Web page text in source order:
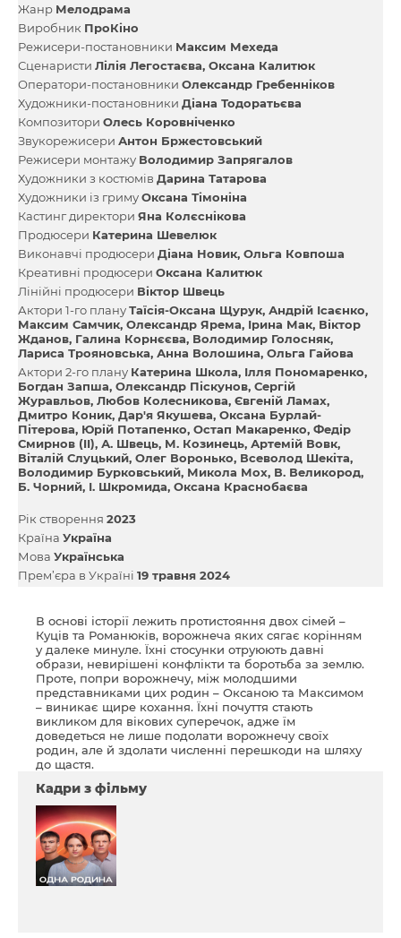
Жанр Мелодрама
Виробник ПроКіно
Режисери-постановники Максим Мехеда
Сценаристи Лілія Легостаєва Оксана Калитюк
Оператори-постановники Олександр Гребенніков
Художники-постановники Діана Тодоратьєва
Композитори Олесь Коровніченко
Звукорежисери Антон Бржестовський
Режисери монтажу Володимир Запрягалов
Художники з костюмів Дарина Татарова
Художники із гримуОксана Тімоніна
Кастинг директори Яна Колєснікова
Продюсери Катерина Шевелюк
Виконавчі продюсери Діана Новик Ольга Ковпоша
Креативні продюсери Оксана Калитюк
Лінійні продюсери Віктор Швець
Актори 1-го плануТаїсія-Оксана Щурук Андрій Ісаєнко
Максим Самчик Олександр Ярема Ірина Мак Віктор
Жданов Галина Корнєєва Володимир Голосняк
Лариса Трояновська Анна Волошина Ольга Гайова
Актори 2-го плану Катерина Школа Ілля Пономаренко
Богдан Запша Олександр Піскунов Сергій
Журавльов Любов Колесникова Євгеній Ламах
Дмитро Коник Дар'я Якушева Оксана Бурлай-
Пітерова Юрій Потапенко Остап Макаренко Федір
Смирнов (II) А. Швець М. Козинець Артемій Вовк
Віталій Слуцький Олег Воронько Всеволод Шекіта
Володимир Бурковський Микола Мох В. Великород
Б. Чорний І. Шкромида Оксана Краснобаєва
Рік створення 2023
Країна Україна
Мова Українська
Прем’єра в Україні 19 травня 2024
В основі історії лежить протистояння двох сімей –
Куців та Романюків, ворожнеча яких сягає корінням
у далеке минуле. Їхні стосунки отруюють давні
образи, невирішені конфлікти та боротьба за землю.
Проте, попри ворожнечу, між молодшими
представниками цих родин – Оксаною та Максимом
– виникає щире кохання. Їхні почуття стають
викликом для вікових суперечок, адже їм
доведеться не лише подолати ворожнечу своїх
родин, але й здолати численні перешкоди на шляху
до щастя.
Кадри з фільму